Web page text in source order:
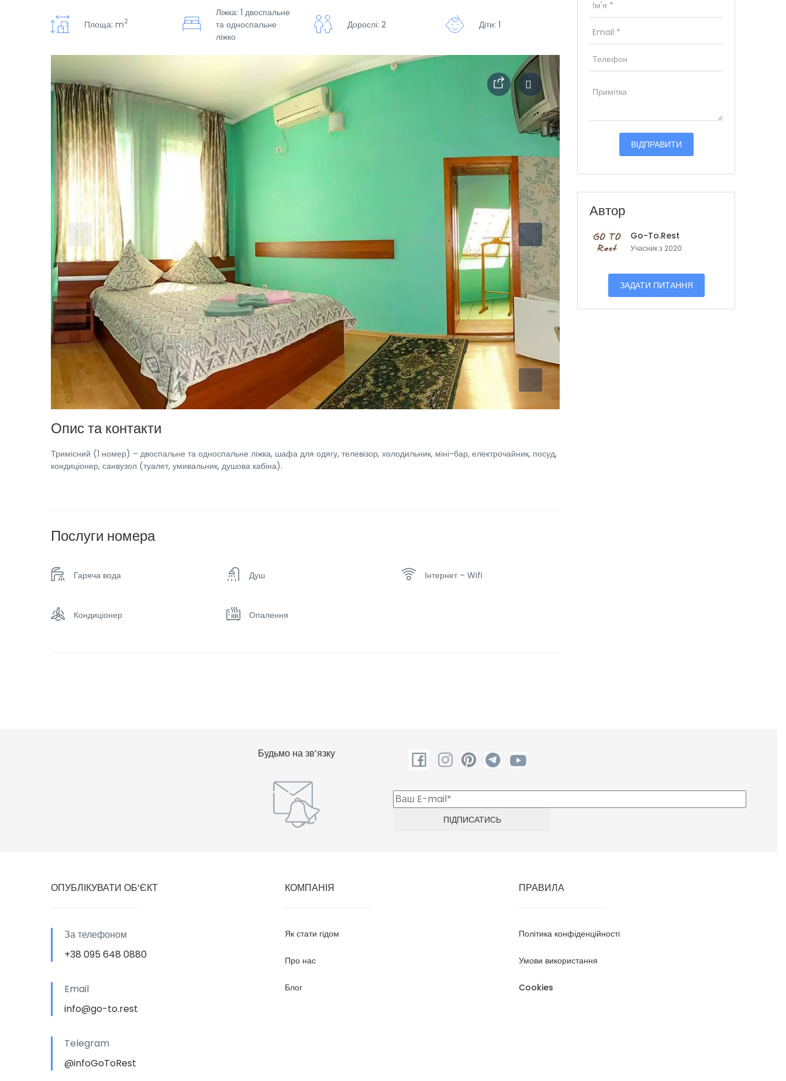
Площа: m2
Ліжка: 1 двоспальне
та односпальне
ліжко
Дорослі: 2 Діти: 1
Опис та контакти
Тримісний (1 номер) – двоспальне та односпальне ліжка, шафа для одягу, телевізор, холодильник, міні-бар, електрочайник, посуд,
кондиціонер, санвузол (туалет, умивальник, душова кабіна).
Послуги номера
Гаряча вода Душ Інтернет – Wifi
Кондиціонер Опалення
Автор
Go-To.Rest
Учасник з 2020
ЗАДАТИ ПИТАННЯ
Будьмо на зв’язку
ОПУБЛІКУВАТИ ОБ’ЄКТ
За телефоном
+38 095 648 0880
Email
info@go-to.rest
Telegram
@infoGoToRest
КОМПАНІЯ
Як стати гідом
Про нас
Блог
ПРАВИЛА
Політика конфіденційності
Умови використання
Cookies